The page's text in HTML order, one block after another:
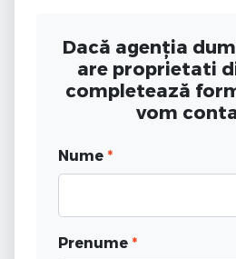
Dacă agenția
are proprietati
completează
vom
Nume *
Prenume *